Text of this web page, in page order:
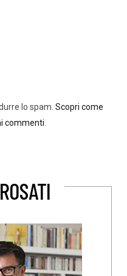
lo spam. Scopri come
commenti